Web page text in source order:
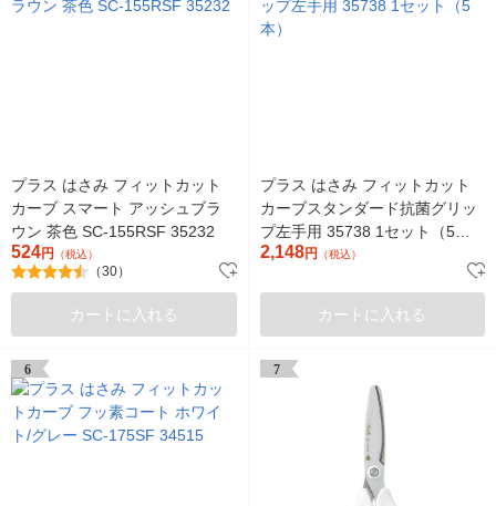
プラス はさみ フィットカット
カーブ スマート アッシュブラ
ウン 茶色 SC-155RSF 35232
524円 （税込）
（30）
カートに入れる
プラス はさみ フィットカット
カーブスタンダード抗菌グリッ
プ左手用 35738 1セット（5
本）
2,148円 （税込）
カートに入れる
6 7